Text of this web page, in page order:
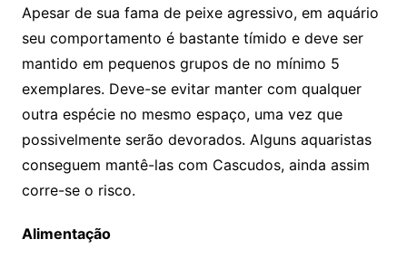
Apesar de sua fama de peixe agressivo, em aquário
seu comportamento é bastante tímido e deve ser
mantido em pequenos grupos de no mínimo 5
exemplares. Deve-se evitar manter com qualquer
outra espécie no mesmo espaço, uma vez que
possivelmente serão devorados. Alguns aquaristas
conseguem mantê-las com Cascudos, ainda assim
corre-se o risco.
Alimentação